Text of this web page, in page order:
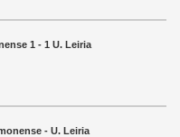
1 - 1 U. Leiria
- U. Leiria